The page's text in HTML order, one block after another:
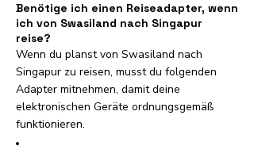
Benötige ich einen Reiseadapter, wenn
ich von Swasiland nach Singapur
reise?
Wenn du planst von Swasiland nach
Singapur zu reisen, musst du folgenden
Adapter mitnehmen, damit deine
elektronischen Geräte ordnungsgemäß
funktionieren.